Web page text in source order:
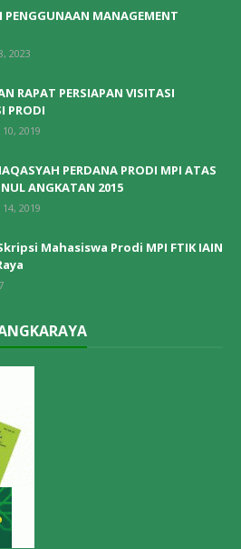
PENGGUNAAN MANAGEMENT
2023
RAPAT PERSIAPAN VISITASI
PRODI
2019
PERDANA PRODI MPI ATAS
ANGKATAN 2015
2019
Mahasiswa Prodi MPI FTIK IAIN